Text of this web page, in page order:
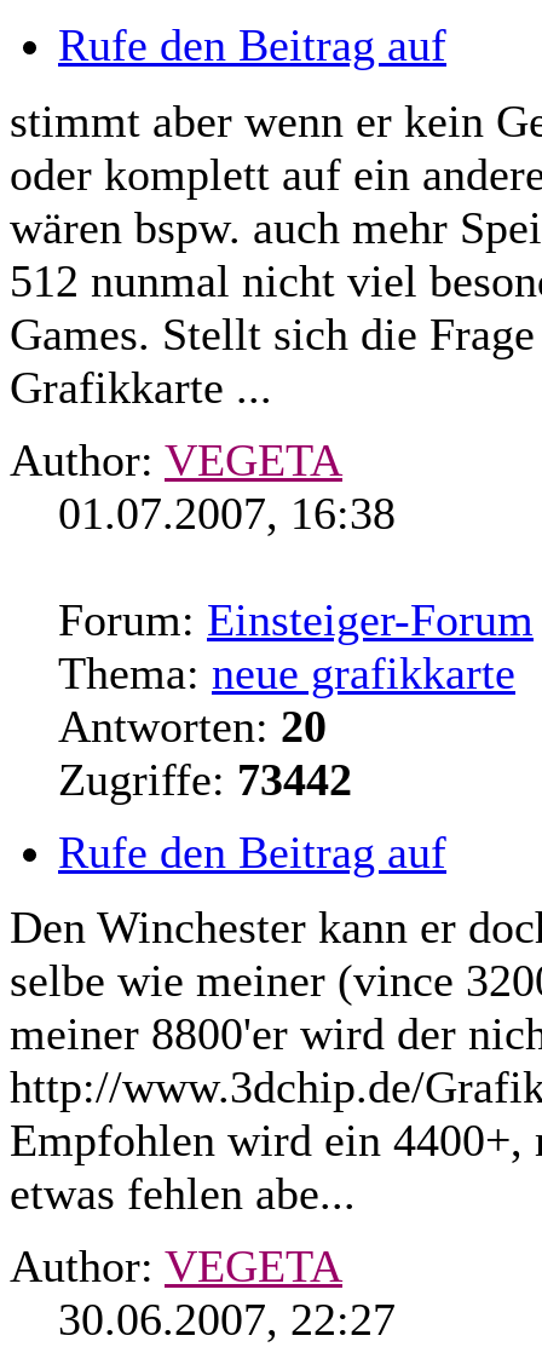
Rufe den Beitrag auf
stimmt aber wenn er kein
oder komplett auf ein
wären bspw. auch mehr
512 nunmal nicht viel
Games. Stellt sich die
Grafikkarte ...
Author: VEGETA
01.07.2007, 16:38
Forum: Einsteiger-Forum
Thema: neue grafikkarte
Antworten: 20
Zugriffe: 73442
Rufe den Beitrag auf
Den Winchester kann er
selbe wie meiner (vince
meiner 8800'er wird der
http://www.3dchip.de/
Empfohlen wird ein
etwas fehlen abe...
Author: VEGETA
30.06.2007, 22:27